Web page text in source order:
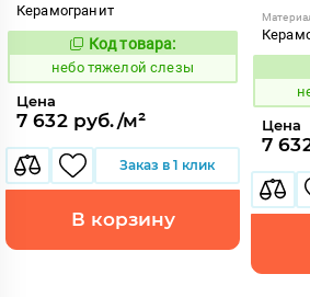
Керамогранит
1122846
Код товара:
небо тяжелой слезы
Цена
7 632 руб./м²
Заказ в 1 клик
В корзину
Цена
7